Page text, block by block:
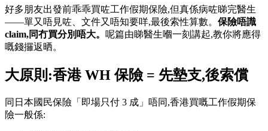
好多朋友出發前乖乖買咗工作假期保險,但真係病咗睇完醫生
——單又唔見咗、文件又唔知要咩,最後索性算數。 保險唔識
claim,同冇買分別唔大。 呢篇由睇醫生嗰一刻講起,教你將應得
嘅錢攞返晒。
大原則:香港 WH 保險 = 先墊支,後索償
同日本國民保險「即場只付 3 成」唔同,香港買嘅工作假期保
險一般係: